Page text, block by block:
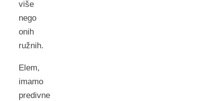
više
nego
onih
ružnih.
Elem,
imamo
predivne